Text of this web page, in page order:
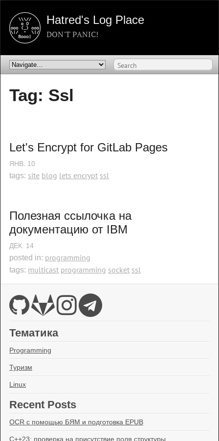
Hatred's Log Place
DON'T PANIC!
Tag: Ssl
Let's Encrypt for GitLab Pages
ЯНВ. 10
tags: site blog lets encrypt ssl
Полезная ссылочка на
документацию от IBM
ДЕК. 14
posted in: programming
tags: multicast programming socket ssl
Тематика
Programming
Туризм
Linux
Recent Posts
OCR с помощью БЯМ и подготовка EPUB
C++23: проверка на присутствие поля структуры